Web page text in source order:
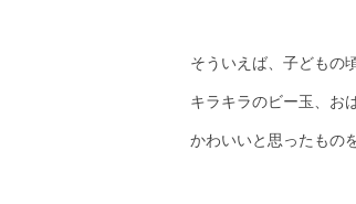
そういえば、子どもの
キラキラのビー玉、お
かわいいと思ったもの